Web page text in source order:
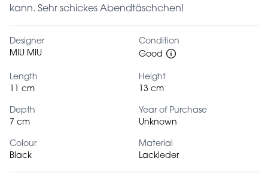
kann. Sehr schickes Abendtäschchen!
Designer
MIU MIU
Condition
Good
Length
11 cm
Height
13 cm
Depth
7 cm
Year of Purchase
Unknown
Colour
Black
Material
Lackleder